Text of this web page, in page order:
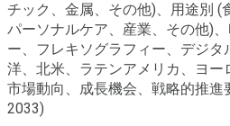
チック、金属、その他)、用途別 (
パーソナルケア、産業、その他)
ー、フレキソグラフィー、デジタ
洋、北米、ラテンアメリカ、ヨー
市場動向、成長機会、戦略的推進
2033)